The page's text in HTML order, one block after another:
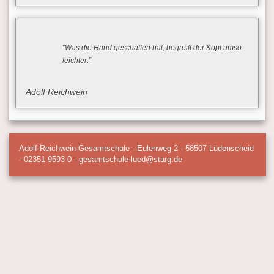
“Was die Hand geschaffen hat, begreift der Kopf umso
leichter.”
Adolf Reichwein
Adolf-Reichwein-Gesamtschule - Eulenweg 2 - 58507 Lüdenscheid
- 02351-9593-0 - gesamtschule-lued@starg.de